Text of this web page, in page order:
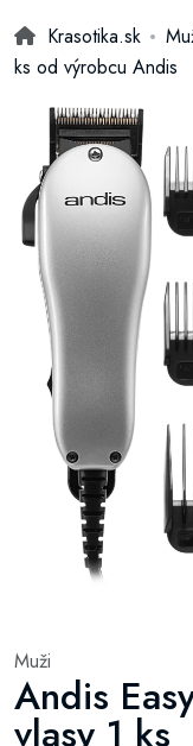
Krasotika.sk
ks od výrobcu Andis
Muži
Andis
vlasy 1 ks